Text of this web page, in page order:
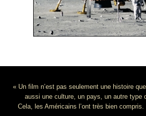
« Un film n’est pas seulement une histoire
aussi une culture, un pays, un autre type
Cela, les Américains l’ont très bien